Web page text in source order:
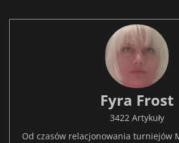
Fyra Frost
3422 Artykuły
Od czasów relacjonowania turniejów